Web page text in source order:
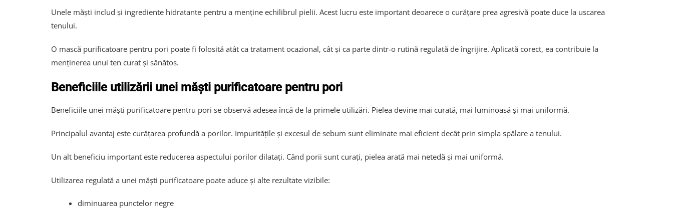
Unele măști includ și ingrediente hidratante pentru a menține echilibrul pielii. Acest lucru este important deoarece o curățare prea agresivă poate duce la uscarea
tenului.
O mască purificatoare pentru pori poate fi folosită atât ca tratament ocazional, cât și ca parte dintr-o rutină regulată de îngrijire. Aplicată corect, ea contribuie la
menținerea unui ten curat și sănătos.
Beneficiile utilizării unei măști purificatoare pentru pori
Beneficiile unei măști purificatoare pentru pori se observă adesea încă de la primele utilizări. Pielea devine mai curată, mai luminoasă și mai uniformă.
Principalul avantaj este curățarea profundă a porilor. Impuritățile și excesul de sebum sunt eliminate mai eficient decât prin simpla spălare a tenului.
Un alt beneficiu important este reducerea aspectului porilor dilatați. Când porii sunt curați, pielea arată mai netedă și mai uniformă.
Utilizarea regulată a unei măști purificatoare poate aduce și alte rezultate vizibile:
diminuarea punctelor negre